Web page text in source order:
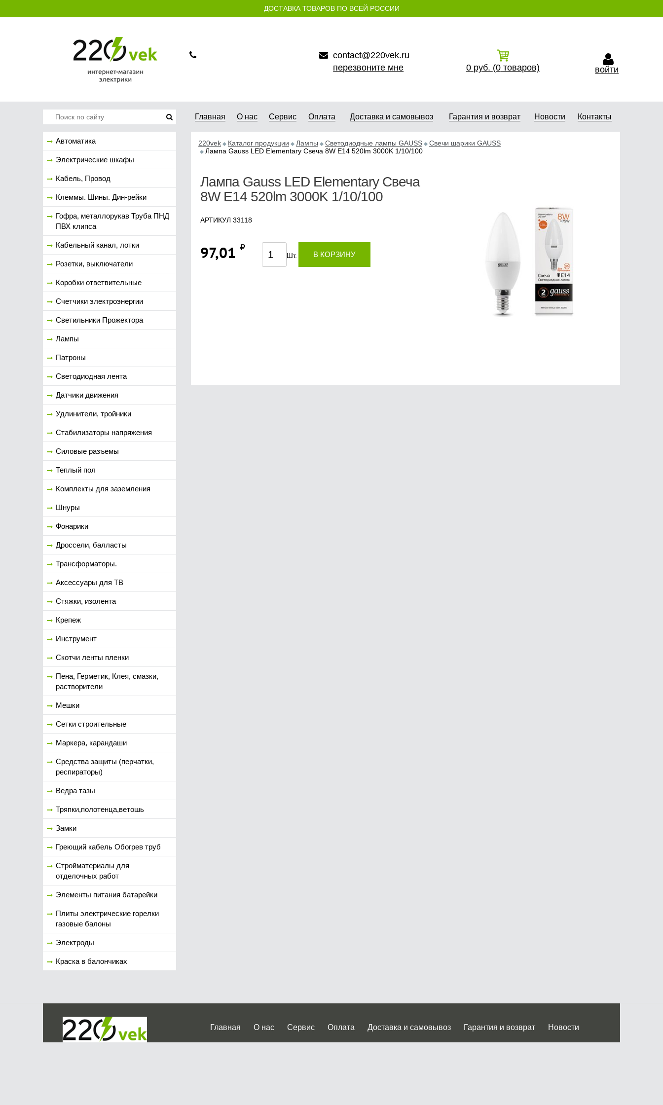
ДОСТАВКА ТОВАРОВ ПО ВСЕЙ РОССИИ
contact@220vek.ru
перезвоните мне
0 руб. (0 товаров) войти
Автоматика
Электрические шкафы
Кабель, Провод
Клеммы. Шины. Дин-рейки
Гофра, металлорукав Труба ПНД
ПВХ клипса
Кабельный канал, лотки
Розетки, выключатели
Коробки ответвительные
Счетчики электроэнергии
Светильники Прожектора
Лампы
Патроны
Светодиодная лента
Датчики движения
Удлинители, тройники
Стабилизаторы напряжения
Силовые разъемы
Теплый пол
Комплекты для заземления
Шнуры
Фонарики
Дроссели, балласты
Трансформаторы.
Аксессуары для ТВ
Стяжки, изолента
Крепеж
Инструмент
Скотчи ленты пленки
Пена, Герметик, Клея, смазки,
растворители
Мешки
Сетки строительные
Маркера, карандаши
Средства защиты (перчатки,
респираторы)
Ведра тазы
Тряпки,полотенца,ветошь
Замки
Греющий кабель Обогрев труб
Стройматериалы для
отделочных работ
Элементы питания батарейки
Плиты электрические горелки
газовые балоны
Электроды
Краска в балончиках
Главная О нас Сервис Оплата Доставка и самовывоз Гарантия и возврат Новости Контакты
220vek Каталог продукции Лампы Светодиодные лампы GAUSS
Свечи шарики GAUSS
Лампа Gauss LED Elementary Свеча 8W E14 520lm 3000K 1/10/100
Лампа Gauss LED Elementary Свеча
8W E14 520lm 3000K 1/10/100
АРТИКУЛ 33118
97,01 Шт. В КОРЗИНУ
Главная О нас Сервис Оплата Доставка и самовывоз Гарантия и возврат Новости